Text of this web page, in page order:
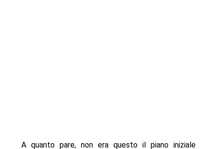
A quanto pare, non era questo il piano iniziale